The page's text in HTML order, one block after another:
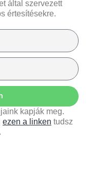
által szervezett
értesítésekre.
kapják meg.
ezen a linken tudsz